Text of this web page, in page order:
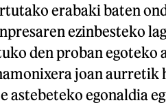
erabaki baten
ezinbesteko
den proban egoteko
joan aurretik
astebeteko egonaldia